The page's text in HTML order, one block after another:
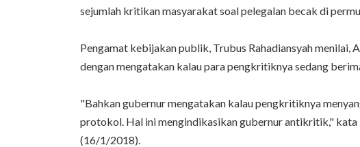
sejumlah kritikan masyarakat soal pelegalan becak di
Pengamat kebijakan publik, Trubus Rahadiansyah menilai,
dengan mengatakan kalau para pengkritiknya sedang
"Bahkan gubernur mengatakan kalau pengkritiknya
protokol. Hal ini mengindikasikan gubernur antikritik," kata
(16/1/2018).